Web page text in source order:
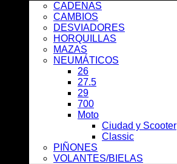
CADENAS
CAMBIOS
DESVIADORES
HORQUILLAS
MAZAS
NEUMÁTICOS
26
27.5
29
700
Moto
Ciudad y Scooter
Classic
PIÑONES
VOLANTES/BIELAS